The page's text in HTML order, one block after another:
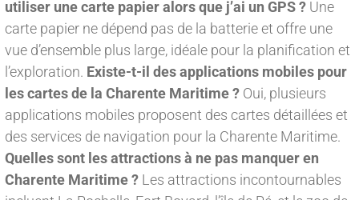
utiliser une carte papier alors que j’ai un GPS ? Une
carte papier ne dépend pas de la batterie et offre une
vue d’ensemble plus large, idéale pour la planification et
l’exploration. Existe-t-il des applications mobiles pour
les cartes de la Charente Maritime ? Oui, plusieurs
applications mobiles proposent des cartes détaillées et
des services de navigation pour la Charente Maritime.
Quelles sont les attractions à ne pas manquer en
Charente Maritime ? Les attractions incontournables